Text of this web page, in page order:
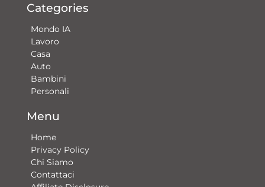
Categories
Mondo IA
Lavoro
Casa
Auto
Bambini
Personali
Menu
Home
Privacy Policy
Chi Siamo
Contattaci​